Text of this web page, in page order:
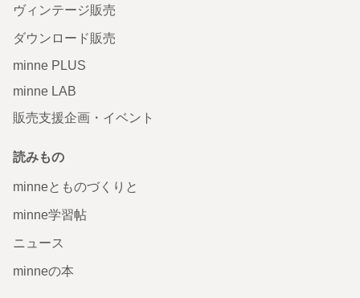
ヴィンテージ販売
ダウンロード販売
minne PLUS
minne LAB
販売支援企画・イベント
読みもの
minneとものづくりと
minne学習帖
ニュース
minneの本